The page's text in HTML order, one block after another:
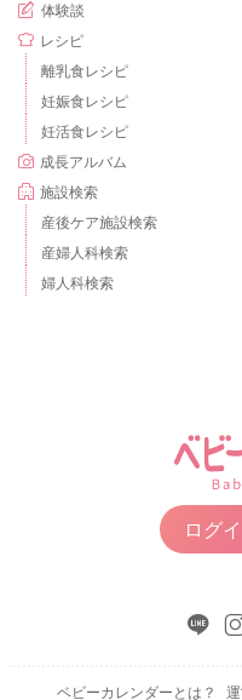
体験談
レシピ
離乳食レシピ
妊娠食レシピ
妊活食レシピ
成長アルバム
施設検索
産後ケア施設検索
産婦人科検索
婦人科検索
ログ
ベビーカレンダーとは？